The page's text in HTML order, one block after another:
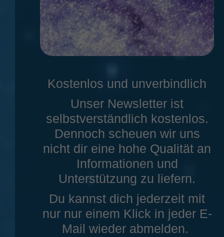
Kostenlos und unverbindlich
Unser Newsletter ist
selbstverständlich kostenlos.
Dennoch scheuen wir uns
nicht dir eine hohe Qualität an
Informationen und
Unterstützung zu liefern.
Du kannst dich jederzeit mit
nur nur einem Klick in jeder E-
Mail wieder abmelden.